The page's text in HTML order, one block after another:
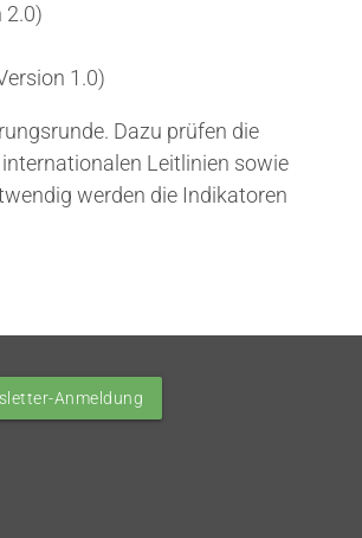
2.0)
1.0)
Dazu prüfen die
Leitlinien sowie
werden die Indikatoren
Anmeldung